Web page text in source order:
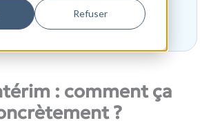
Refuser
travail temporaire dans tous les
: comment ça
?